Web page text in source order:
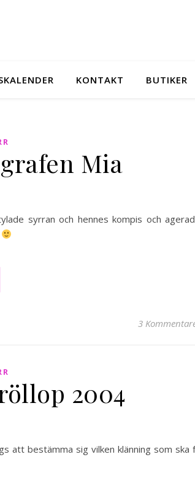
KONTAKT BUTIKER
Mia
syrran och hennes kompis och
3
2004
att bestämma sig vilken klänning som ska